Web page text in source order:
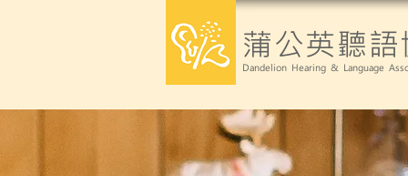
蒲公英聽
Dandelion Hearing & Language